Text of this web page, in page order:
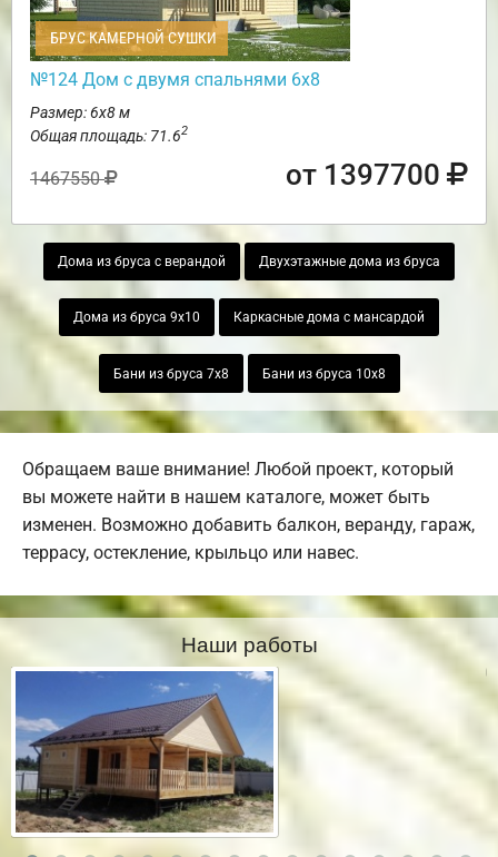
БРУС КАМЕРНОЙ СУШКИ
№124 Дом с двумя спальнями 6х8
Размер: 6х8 м
Общая площадь: 71.62
1467550 от 1397700
Дома из бруса с верандой Двухэтажные дома из бруса
Дома из бруса 9х10 Каркасные дома с мансардой
Бани из бруса 7х8 Бани из бруса 10х8
Обращаем ваше внимание! Любой проект, который
вы можете найти в нашем каталоге, может быть
изменен. Возможно добавить балкон, веранду, гараж,
террасу, остекление, крыльцо или навес.
Наши работы